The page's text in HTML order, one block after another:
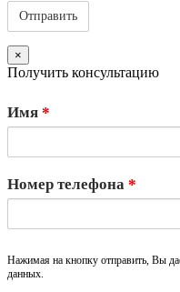
×
Получить консультацию
Имя *
Номер телефона *
Нажимая на кнопку отправить, Вы
данных.